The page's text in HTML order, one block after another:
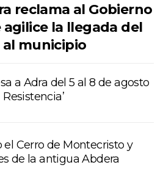
reclama al Gobierno
agilice la llegada del
municipio
a Adra del 5 al 8 de agosto
Cerro de Montecristo y
de la antigua Abdera